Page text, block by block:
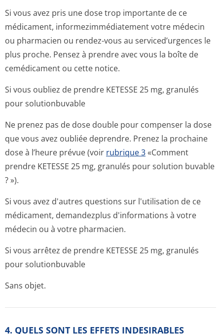
Si vous avez pris une dose trop importante de ce
médicament, informezimmédi­atement votre médecin
ou pharmacien ou rendez-vous au serviced’urgences le
plus proche. Pensez à prendre avec vous la boîte de
cemédicament ou cette notice.
Si vous oubliez de prendre KETESSE 25 mg, granulés
pour solutionbuvable
Ne prenez pas de dose double pour compenser la dose
que vous avez oubliée deprendre. Prenez la prochaine
dose à l’heure prévue (voir rubrique 3«Comment
prendre KETESSE 25 mg, granulés pour solution buvable
? »).
Si vous avez d'autres questions sur l'utilisation de ce
médicament, demandezplus d'informations à votre
médecin ou à votre pharmacien.
Si vous arrêtez de prendre KETESSE 25 mg, granulés
pour solutionbuvable
Sans objet.
4. QUELS SONT LES EFFETS INDESIRABLES